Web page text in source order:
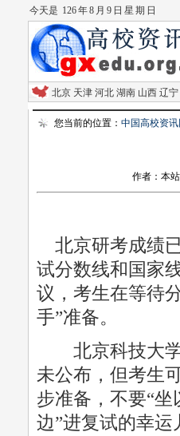
今天是 126 年 8 月 9 日 星 期 日
北京 天津 河北 湖南 山西 辽宁
您当前的位置： 中国高校资讯
作者：本
北京研考成绩
试分数线和国家
议，考生在等待
手”准备。
北京科技大学
未公布，但考生
步准备，不要“坐
边”进复试的幸